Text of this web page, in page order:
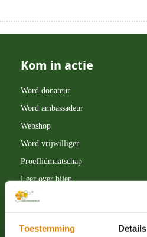
Toestemming Details
Kom in actie
Word donateur
Word ambassadeur
Webshop
Word vrijwilliger
Proeflidmaatschap
Leer over bijen
Schrijf je in voor de nieuwsbrief
Nalatenschap